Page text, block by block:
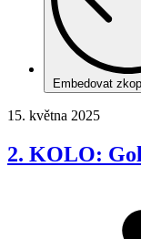
Embedovat
15. května 2025
2. KOLO: